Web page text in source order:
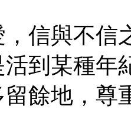
信與不信
活到某種年
餘地，尊